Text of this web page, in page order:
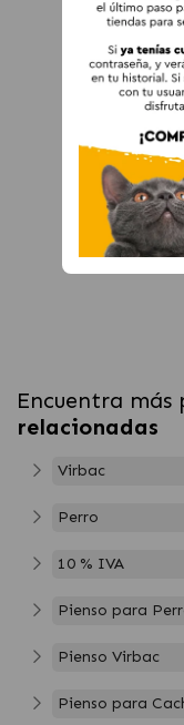
Encuentra más
relacionadas
Virbac
Perro
10 % IVA
Pienso para
Pienso Virbac
Pienso para